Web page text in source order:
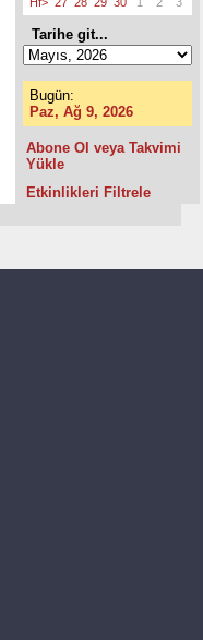
Tarihe git...
Bugün:
Paz, Ağ 9, 2026
Abone Ol veya Takvimi
Yükle
Etkinlikleri Filtrele